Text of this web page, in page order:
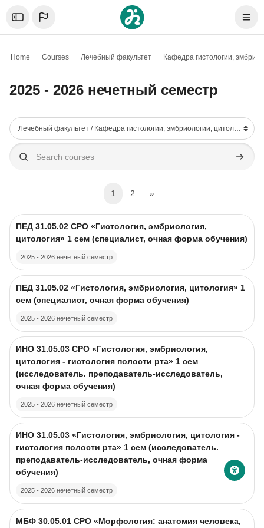
Откройте боковую панель
Home Courses Лечебный факультет
2025 - 2026 нечетный семестр
Blocks
Course categories
Search courses
1(current)
2 »
Next page
Course image
Course name
ПЕД 31.05.02 CPO «Гистология, эмбриология,
цитология» 1 сем (специалист, очная форма обучения)
2025 - 2026 нечетный семестр
Course image
Course name
ПЕД 31.05.02 «Гистология, эмбриология, цитология» 1
сем (специалист, очная форма обучения)
2025 - 2026 нечетный семестр
Course image
Course name
ИНО 31.05.03 CPO «Гистология, эмбриология,
цитология - гистология полости рта» 1 сем
(исследователь. преподаватель-исследователь,
очная форма обучения)
2025 - 2026 нечетный семестр
Course image
Course name
ИНО 31.05.03 «Гистология, эмбриология, цитология -
гистология полости рта» 1 сем (исследователь.
преподаватель-исследователь, очная форма
обучения)
2025 - 2026 нечетный семестр
Course image
Course name
МБФ 30.05.01 CPO «Морфология: анатомия человека,